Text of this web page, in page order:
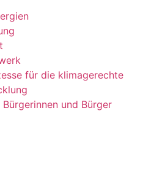
für die klimagerechte
und Bürger